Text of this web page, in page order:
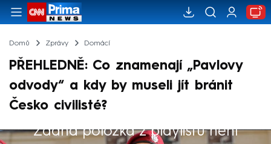
Domů Zprávy Domácí
PŘEHLEDNĚ: Co znamenají „Pavlovy
odvody“ a kdy by museli jít bránit
Česko civilisté?
Žádná položka z playlistu není
Výběr redakce